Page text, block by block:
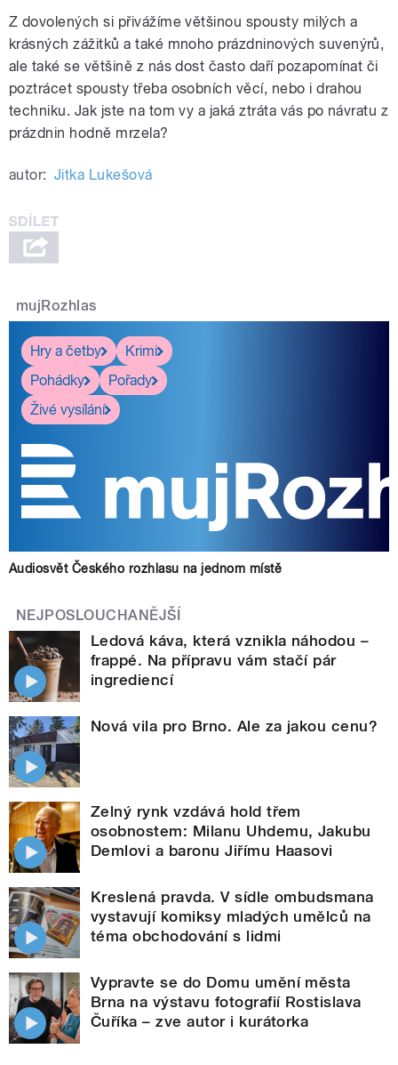
Z dovolených si přivážíme většinou spousty milých a
krásných zážitků a také mnoho prázdninových suvenýrů,
ale také se většině z nás dost často daří pozapomínat či
poztrácet spousty třeba osobních věcí, nebo i drahou
techniku. Jak jste na tom vy a jaká ztráta vás po návratu z
prázdnin hodně mrzela?
autor: Jitka Lukešová
mujRozhlas
Hry a četby
Krimi
Pohádky
Pořady
Živé vysílání
Audiosvět Českého rozhlasu na jednom místě
NEJPOSLOUCHANĚJŠÍ
Ledová káva, která vznikla náhodou –
frappé. Na přípravu vám stačí pár
ingrediencí
Nová vila pro Brno. Ale za jakou cenu?
Zelný rynk vzdává hold třem
osobnostem: Milanu Uhdemu, Jakubu
Demlovi a baronu Jiřímu Haasovi
Kreslená pravda. V sídle ombudsmana
vystavují komiksy mladých umělců na
téma obchodování s lidmi
Vypravte se do Domu umění města
Brna na výstavu fotografií Rostislava
Čuříka – zve autor i kurátorka